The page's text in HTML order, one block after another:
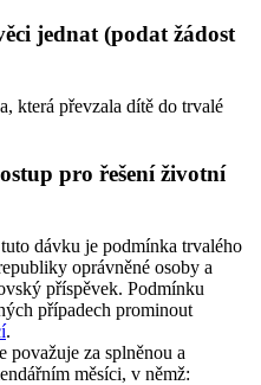
jednat (podat žádost
která převzala dítě do trvalé
pro řešení životní
dávku je podmínka trvalého
oprávněné osoby a
příspěvek. Podmínku
případech prominout
.
považuje za splněnou a
měsíci, v němž: